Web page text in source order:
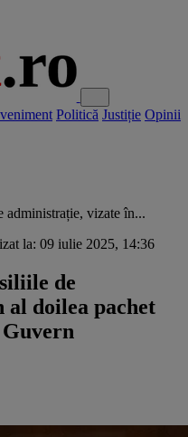
Politică Justiție Opinii
administrație, vizate în...
la: 09 iulie 2025, 14:36
de
doilea pachet